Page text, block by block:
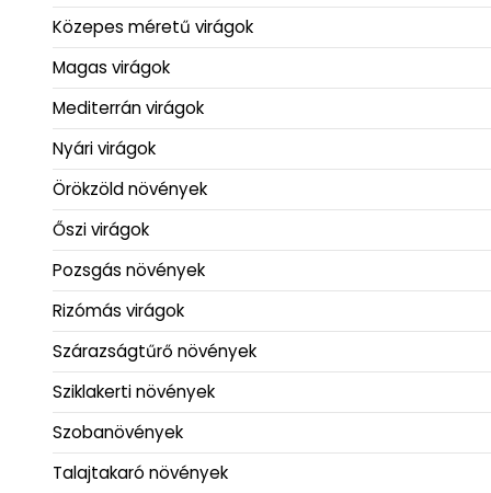
Közepes méretű virágok
Magas virágok
Mediterrán virágok
Nyári virágok
Örökzöld növények
Őszi virágok
Pozsgás növények
Rizómás virágok
Szárazságtűrő növények
Sziklakerti növények
Szobanövények
Talajtakaró növények